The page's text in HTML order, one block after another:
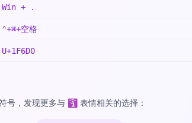
Win + .
⌃+⌘+空格
U+1F6D0
号，发现更多与 🛐 表情相关的选择：